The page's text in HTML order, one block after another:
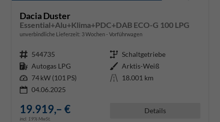
Dacia Duster
Essential+Alu+Klima+PDC+DAB ECO-G 100 LPG
unverbindliche Lieferzeit: 3 Wochen Vorführwagen
Fahrzeugnr. 544735 Getriebe Schaltgetriebe
Kraftstoff Autogas LPG Außenfarbe Arktis-Weiß
Leistung 74 kW (101 PS) Kilometerstand 18.001 km
04.06.2025
19.919,– €
incl. 19% MwSt.
Details